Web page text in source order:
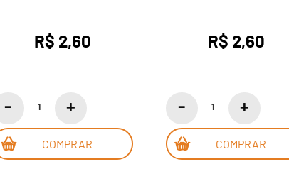
R$ 2,60
COMPRAR
R$ 2,60
COMPRAR